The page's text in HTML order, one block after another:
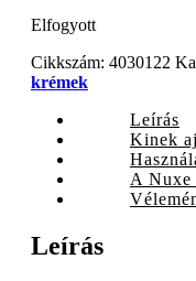
17
300
Elfogyott
Cikkszám: 4030122
krémek
Leírás
Kinek
A Nuxe
Leírás